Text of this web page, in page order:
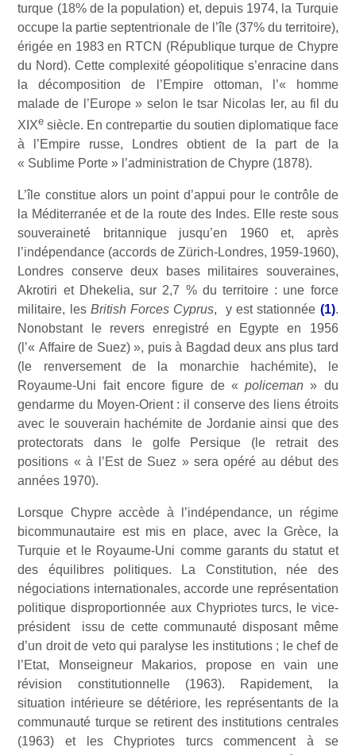
turque (18% de la population) et, depuis 1974, la Turquie
occupe la partie septentrionale de l’île (37% du territoire),
érigée en 1983 en RTCN (République turque de Chypre
du Nord). Cette complexité géopolitique s’enracine dans
la décomposition de l’Empire ottoman, l’« homme
malade de l’Europe » selon le tsar Nicolas Ier, au fil du
XIXe siècle. En contrepartie du soutien diplomatique face
à l’Empire russe, Londres obtient de la part de la
« Sublime Porte » l’administration de Chypre (1878).
L’île constitue alors un point d’appui pour le contrôle de
la Méditerranée et de la route des Indes. Elle reste sous
souveraineté britannique jusqu’en 1960 et, après
l’indépendance (accords de Zürich-Londres, 1959-1960),
Londres conserve deux bases militaires souveraines,
Akrotiri et Dhekelia, sur 2,7 % du territoire : une force
militaire, les British Forces Cyprus, y est stationnée (1).
Nonobstant le revers enregistré en Egypte en 1956
(l’« Affaire de Suez) », puis à Bagdad deux ans plus tard
(le renversement de la monarchie hachémite), le
Royaume-Uni fait encore figure de «policeman » du
gendarme du Moyen-Orient : il conserve des liens étroits
avec le souverain hachémite de Jordanie ainsi que des
protectorats dans le golfe Persique (le retrait des
positions « à l’Est de Suez » sera opéré au début des
années 1970).
Lorsque Chypre accède à l’indépendance, un régime
bicommunautaire est mis en place, avec la Grèce, la
Turquie et le Royaume-Uni comme garants du statut et
des équilibres politiques. La Constitution, née des
négociations internationales, accorde une représentation
politique disproportionnée aux Chypriotes turcs, le vice-
président issu de cette communauté disposant même
d’un droit de veto qui paralyse les institutions ; le chef de
l’Etat, Monseigneur Makarios, propose en vain une
révision constitutionnelle (1963). Rapidement, la
situation intérieure se détériore, les représentants de la
communauté turque se retirent des institutions centrales
(1963) et les Chypriotes turcs commencent à se